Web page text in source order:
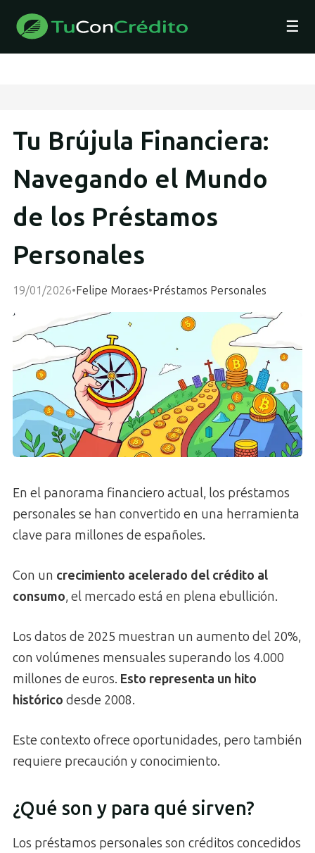
☰
Tu Brújula Financiera:
Navegando el Mundo
de los Préstamos
Personales
19/01/2026•Felipe Moraes•Préstamos Personales
En el panorama financiero actual, los préstamos
personales se han convertido en una herramienta
clave para millones de españoles.
Con un crecimiento acelerado del crédito al
consumo, el mercado está en plena ebullición.
Los datos de 2025 muestran un aumento del 20%,
con volúmenes mensuales superando los 4.000
millones de euros. Esto representa un hito
histórico desde 2008.
Este contexto ofrece oportunidades, pero también
requiere precaución y conocimiento.
¿Qué son y para qué sirven?
Los préstamos personales son créditos concedidos